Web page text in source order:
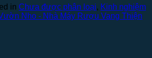
in Chưa được phân loại, Kinh nghiệm
Nho - Nhà Máy Rượu Vang Thiện